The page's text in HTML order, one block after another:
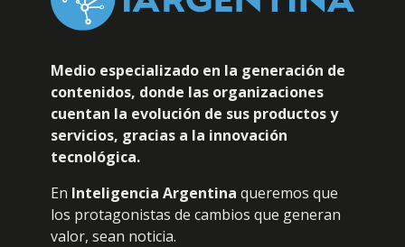
Medio especializado en la generación de
contenidos, donde las organizaciones
cuentan la evolución de sus productos y
servicios, gracias a la innovación
tecnológica.
En Inteligencia Argentina queremos que
los protagonistas de cambios que generan
valor, sean noticia.